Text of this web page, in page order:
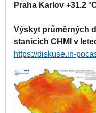
Praha Karlov +31.2
Výskyt průměrných
stanicích CHMI v
https://diskuse.in-